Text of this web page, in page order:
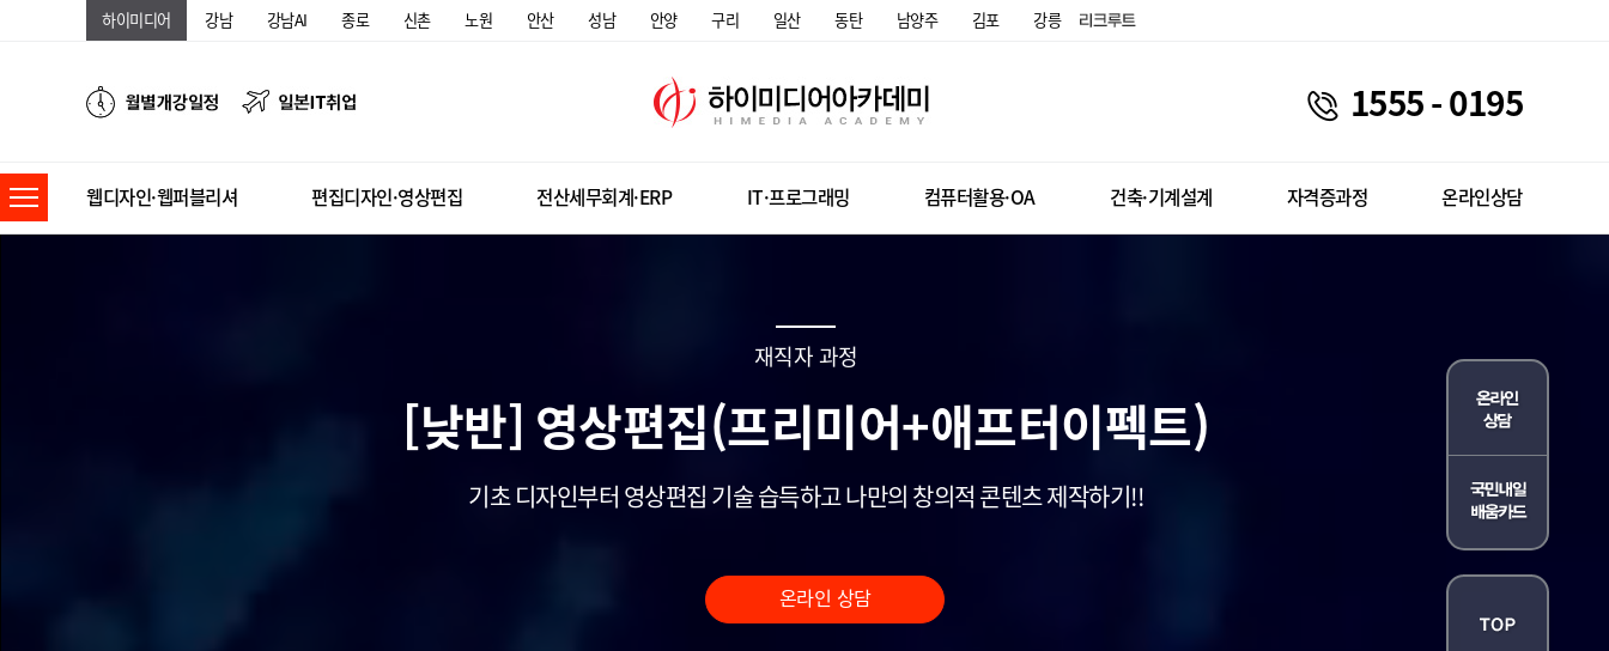
하이미디어 강남 강남AI 종로 신촌 노원 안산 성남 안양 구리 일산 동탄 남양주 김포 강릉
1555 - 0195
웹디자인·웹퍼블리셔 편집디자인·영상편집 전산세무회계·ERP IT·프로그래밍 컴퓨터활용·OA 건축·기계설계 자격증과정 온라인상담
재직자 과정
[낮반] 영상편집(프리미어+애프터이펙트)
기초 디자인부터 영상편집 기술 습득하고 나만의 창의적 콘텐츠 제작하기!!
온라인 상담